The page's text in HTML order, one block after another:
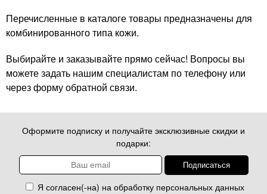
Перечисленные в каталоге товары предназначены для
комбинированного типа кожи.
Выбирайте и заказывайте прямо сейчас! Вопросы вы
можете задать нашим специалистам по телефону или
через форму обратной связи.
Оформите подписку и получайте эксклюзивные скидки и
подарки:
Я согласен(-на) на обработку персональных данных